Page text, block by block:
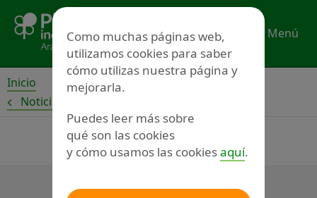
contenido
Menú
Inicio
Noticias
Como muchas páginas web,
utilizamos cookies para saber
cómo utilizas nuestra página y
mejorarla.
Puedes leer más sobre
qué son las cookies
y cómo usamos las cookiesaquí.